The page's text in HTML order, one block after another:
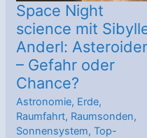
Space Night
science mit
Anderl:
– Gefahr oder
Chance?
Astronomie, Erde,
Raumfahrt, Raumsonden,
Sonnensystem,Top-